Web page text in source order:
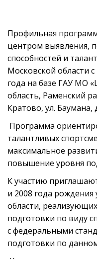
Профильная
центром выявления,
способностей и
Московской области
года на базе ГАУ МО
область, Раменский
Кратово, ул. Баумана,
Программа
талантливых
максимальное
повышение уровня
К участию
и 2008 года
области,
подготовки по виду
с федеральными
подготовки по